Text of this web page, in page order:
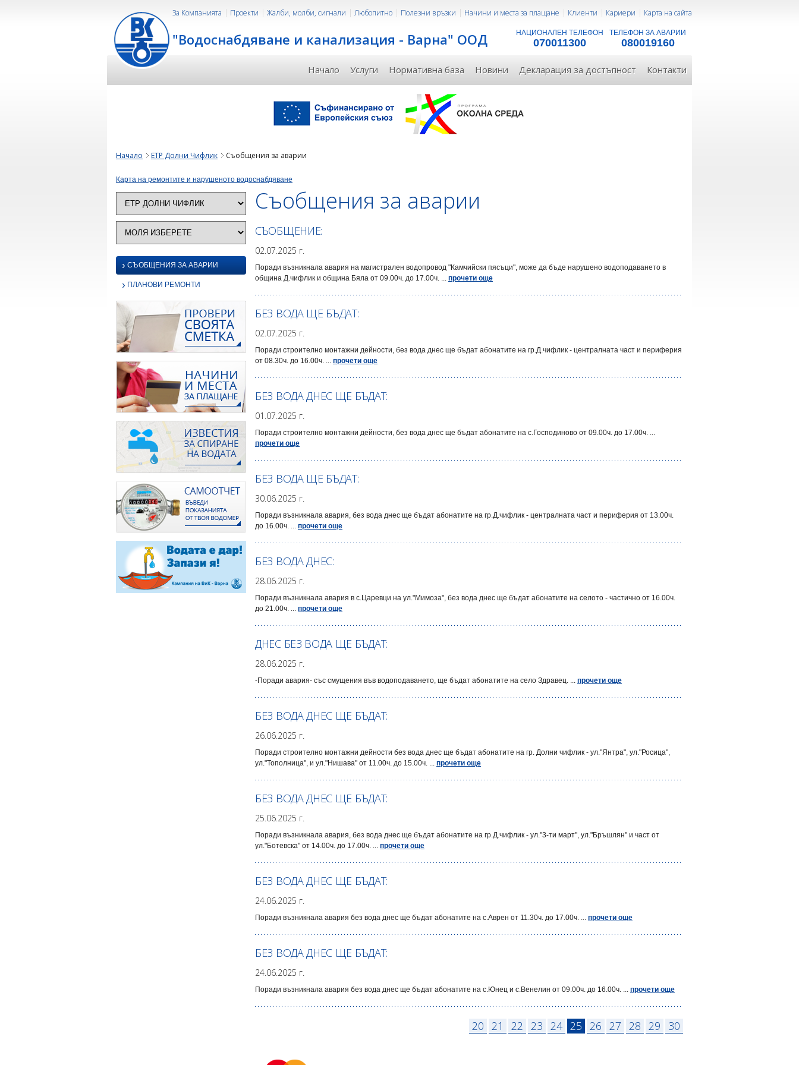
"Водоснабдяване и канализация - Варна" ООД НАЦИОНАЛЕН ТЕЛЕФОН
070011300
ТЕЛЕФОН ЗА АВАРИИ
080019160
За Компанията Проекти Жалби, молби, сигнали Любопитно Полезни връзки Начини и места за плащане Клиенти Кариери Карта на сайта
Начало Услуги Нормативна база Новини Декларация за достъпност Контакти
Начало ЕТР Долни Чифлик Съобщения за аварии
Карта на ремонтите и нарушеното водоснабдяване
› СЪОБЩЕНИЯ ЗА АВАРИИ
› ПЛАНОВИ РЕМОНТИ
Съобщения за аварии
СЪОБЩЕНИЕ:
02.07.2025 г.
Поради възникнала авария на магистрален водопровод "Камчийски пясъци", може да бъде нарушено водоподаването в
община Д.чифлик и община Бяла от 09.00ч. до 17.00ч. ... прочети още
БЕЗ ВОДА ЩЕ БЪДАТ:
02.07.2025 г.
Поради строително монтажни дейности, без вода днес ще бъдат абонатите на гр.Д.чифлик - централната част и периферия
от 08.30ч. до 16.00ч. ... прочети още
БЕЗ ВОДА ДНЕС ЩЕ БЪДАТ:
01.07.2025 г.
Поради строително монтажни дейности, без вода днес ще бъдат абонатите на с.Господиново от 09.00ч. до 17.00ч. ...
прочети още
БЕЗ ВОДА ЩЕ БЪДАТ:
30.06.2025 г.
Поради възникнала авария, без вода днес ще бъдат абонатите на гр.Д.чифлик - централната част и периферия от 13.00ч.
до 16.00ч. ... прочети още
БЕЗ ВОДА ДНЕС:
28.06.2025 г.
Поради възникнала авария в с.Царевци на ул."Мимоза", без вода днес ще бъдат абонатите на селото - частично от 16.00ч.
до 21.00ч. ... прочети още
ДНЕС БЕЗ ВОДА ЩЕ БЪДАТ:
28.06.2025 г.
-Поради авария- със смущения във водоподаването, ще бъдат абонатите на село Здравец. ... прочети още
БЕЗ ВОДА ДНЕС ЩЕ БЪДАТ:
26.06.2025 г.
Поради строително монтажни дейности без вода днес ще бъдат абонатите на гр. Долни чифлик - ул."Янтра", ул."Росица",
ул."Тополница", и ул."Нишава" от 11.00ч. до 15.00ч. ... прочети още
БЕЗ ВОДА ДНЕС ЩЕ БЪДАТ:
25.06.2025 г.
Поради възникнала авария, без вода днес ще бъдат абонатите на гр.Д.чифлик - ул."3-ти март", ул."Бръшлян" и част от
ул."Ботевска" от 14.00ч. до 17.00ч. ... прочети още
БЕЗ ВОДА ДНЕС ЩЕ БЪДАТ:
24.06.2025 г.
Поради възникнала авария без вода днес ще бъдат абонатите на с.Аврен от 11.30ч. до 17.00ч. ... прочети още
БЕЗ ВОДА ДНЕС ЩЕ БЪДАТ:
24.06.2025 г.
Поради възникнала авария без вода днес ще бъдат абонатите на с.Юнец и с.Венелин от 09.00ч. до 16.00ч. ... прочети още
20 21 22 23 24 25 26 27 28 29 30